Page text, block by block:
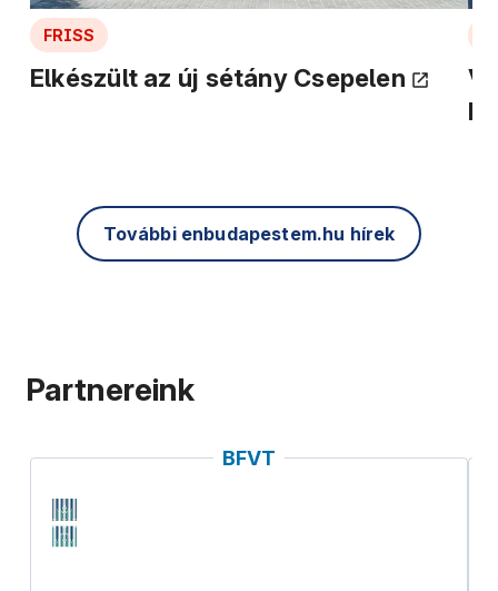
FRISS
Elkészült az új sétány Csepelen
További enbudapestem.hu hírek
Partnereink
BFVT